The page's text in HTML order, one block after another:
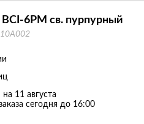
6PM св. пурпурный
11 августа
сегодня до 16:00